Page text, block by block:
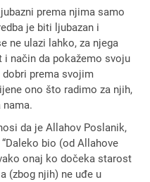
prema njima samo
je biti ljubazan i
ne ulazi lahko, za njega
način da pokažemo svoju
prema svojim
ono što radimo za njih,
da je Allahov Poslanik,
bio (od Allahove
onaj ko dočeka starost
(zbog njih) ne uđe u